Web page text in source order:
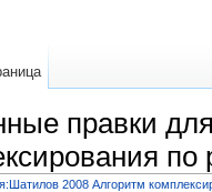
правки
по
2008 Алгоритм